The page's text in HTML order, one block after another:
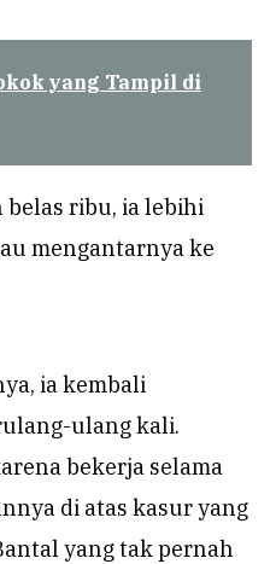
yang Tampil di
belas ribu, ia lebihi
mengantarnya ke
ia kembali
ulang kali.
bekerja selama
di atas kasur yang
yang tak pernah